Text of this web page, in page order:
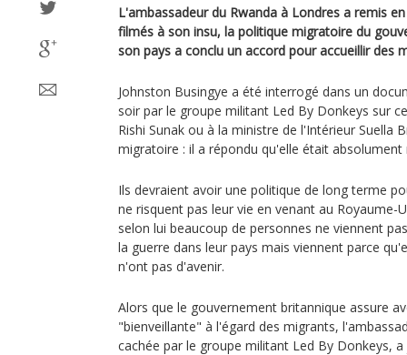
L'ambassadeur du Rwanda à Londres a remis
filmés à son insu, la politique migratoire du
son pays a conclu un accord pour accueillir des
Johnston Busingye a été interrogé dans un
soir par le groupe militant Led By Donkeys sur
Rishi Sunak ou à la ministre de l'Intérieur Suella
migratoire : il a répondu qu'elle était absolument
Ils devraient avoir une politique de long terme
ne risquent pas leur vie en venant au Royaume-
selon lui beaucoup de personnes ne viennent
la guerre dans leur pays mais viennent parce
n'ont pas d'avenir.
Alors que le gouvernement britannique assure
"bienveillante" à l'égard des migrants,
cachée par le groupe militant Led By Donkeys,